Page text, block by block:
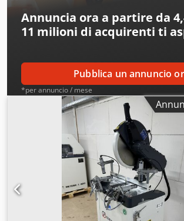
Annuncia ora a partire da
11 milioni di acquirenti ti
Pubblica un annuncio
*per annuncio / mese